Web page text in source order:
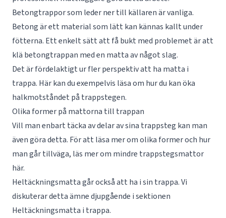
Betongtrappor som leder ner till källaren är vanliga.
Betong är ett material som lätt kan kännas kallt under
fötterna. Ett enkelt sätt att få bukt med problemet är att
klä betongtrappan med en mattaav något slag.
Det är fördelaktigt ur fler perspektiv att ha matta i
trappa. Här kan du exempelvis läsa om hur du kanöka
halkmotståndet på trappstegen.
Olika former på mattorna till trappan
Vill man enbart täcka av delar av sina trappsteg kan man
även göra detta. För att läsa mer om olika former och hur
man går tillväga, läs mer om mindre trappstegsmattor
här.
Heltäckningsmatta går också att ha i sin trappa. Vi
diskuterar detta ämne djupgående i sektionen
Heltäckningsmatta i trappa.